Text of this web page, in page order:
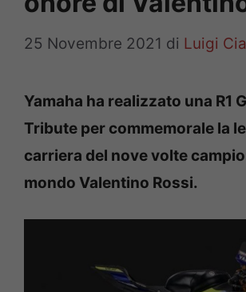
25 Novembre 2021 di Luigi
Yamaha ha realizzato una R1
Tribute per commemorale la
carriera del nove volte
mondo Valentino Rossi.